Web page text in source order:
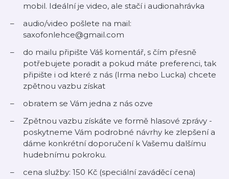
mobil. Ideální je video, ale stačí i audionahrávka
audio/video pošlete na mail:
saxofonlehce@gmail.com
do mailu připište Váš komentář, s čím přesně
potřebujete poradit a pokud máte preferenci, tak
připište i od které z nás (Irma nebo Lucka) chcete
zpětnou vazbu získat
obratem se Vám jedna z nás ozve
Zpětnou vazbu získáte ve formě hlasové zprávy -
poskytneme Vám podrobné návrhy ke zlepšení a
dáme konkrétní doporučení k Vašemu dalšímu
hudebnímu pokroku.
cena služby: 150 Kč (speciální zaváděcí cena)